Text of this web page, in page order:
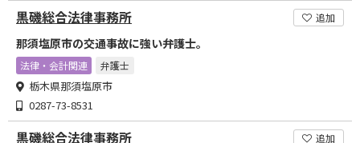
黒磯総合法律事務所 追加
那須塩原市の交通事故に強い弁護士。
法律・会計関連 弁護士
栃木県那須塩原市
0287-73-8531
黒磯総合法律事務所 追加